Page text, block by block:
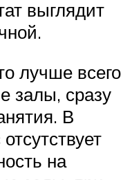
выглядит
лучше всего
залы, сразу
В
на